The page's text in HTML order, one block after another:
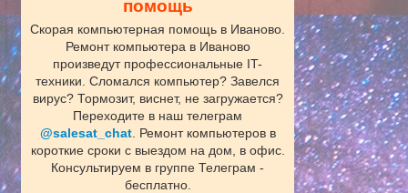
помощь
Скорая компьютерная помощь в Иваново.
Ремонт компьютера в Иваново
произведут профессиональные IT-
техники. Сломался компьютер? Завелся
вирус? Тормозит, виснет, не загружается?
Переходите в наш телеграм
@salesat_chat. Ремонт компьютеров в
короткие сроки с выездом на дом, в офис.
Консультируем в группе Телеграм -
бесплатно.